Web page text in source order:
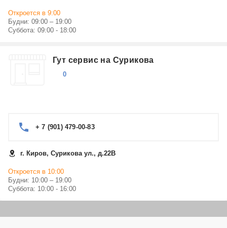
Откроется в 9:00
Будни: 09:00 – 19:00
Суббота: 09:00 - 18:00
Гут сервис на Сурикова
0
+ 7 (901) 479-00-83
г. Киров, Сурикова ул., д.22В
Откроется в 10:00
Будни: 10:00 – 19:00
Суббота: 10:00 - 16:00